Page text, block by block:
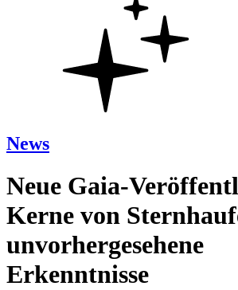
News
Neue Gaia-
Kerne von
unvorhergesehene
Erkenntnisse